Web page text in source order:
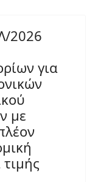
2026
για
με